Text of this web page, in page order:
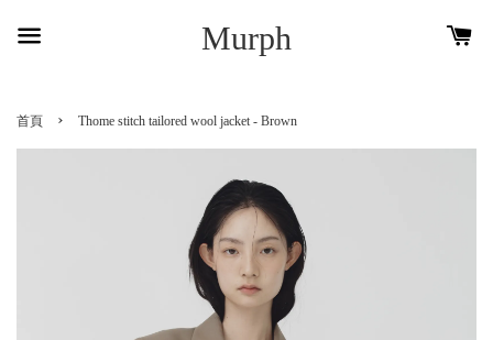
Murph
首頁 › Thome stitch tailored wool jacket - Brown